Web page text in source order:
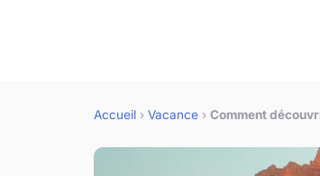
Accueil › Vacance › Comment